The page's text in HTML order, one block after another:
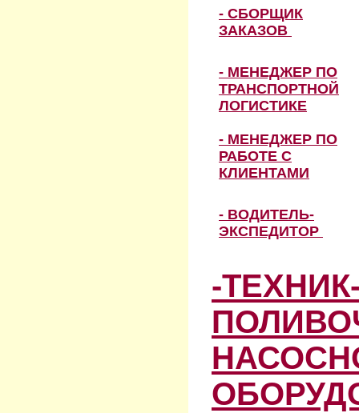
- СБОРЩИК
ЗАКАЗОВ
- МЕНЕДЖЕР ПО
ТРАНСПОРТНОЙ
ЛОГИСТИКЕ
- МЕНЕДЖЕР ПО
РАБОТЕ С
КЛИЕНТАМИ
- ВОДИТЕЛЬ-
ЭКСПЕДИТОР
-